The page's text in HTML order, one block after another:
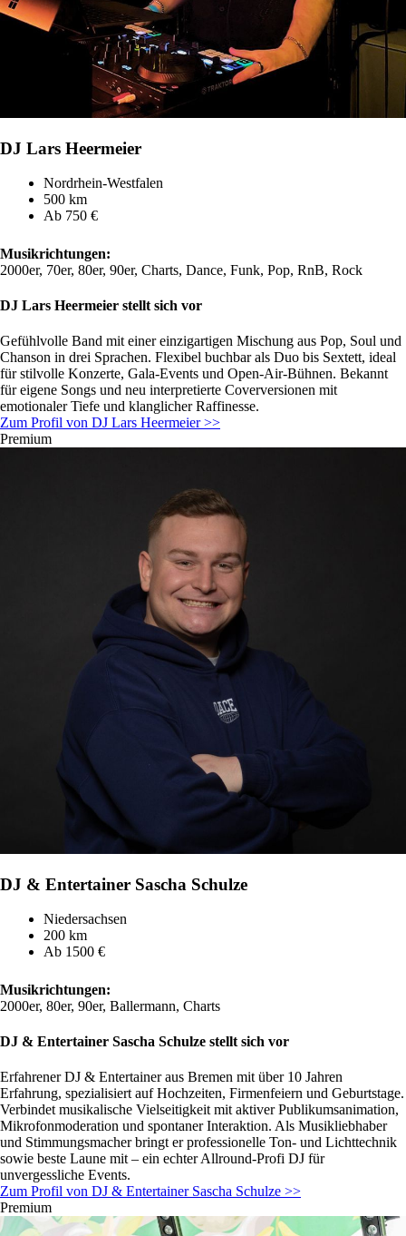
DJ Lars Heermeier
Nordrhein-Westfalen
500 km
Ab 750 €
Musikrichtungen:
2000er, 70er, 80er, 90er, Charts, Dance, Funk, Pop, RnB, Rock
DJ Lars Heermeier stellt sich vor
Gefühlvolle Band mit einer einzigartigen Mischung aus Pop, Soul und
Chanson in drei Sprachen. Flexibel buchbar als Duo bis Sextett, ideal
für stilvolle Konzerte, Gala-Events und Open-Air-Bühnen. Bekannt
für eigene Songs und neu interpretierte Coverversionen mit
emotionaler Tiefe und klanglicher Raffinesse.
Zum Profil von DJ Lars Heermeier >>
Premium
DJ & Entertainer Sascha Schulze
Niedersachsen
200 km
Ab 1500 €
Musikrichtungen:
2000er, 80er, 90er, Ballermann, Charts
DJ & Entertainer Sascha Schulze stellt sich vor
Erfahrener DJ & Entertainer aus Bremen mit über 10 Jahren
Erfahrung, spezialisiert auf Hochzeiten, Firmenfeiern und Geburtstage.
Verbindet musikalische Vielseitigkeit mit aktiver Publikumsanimation,
Mikrofonmoderation und spontaner Interaktion. Als Musikliebhaber
und Stimmungsmacher bringt er professionelle Ton- und Lichttechnik
sowie beste Laune mit – ein echter Allround-Profi DJ für
unvergessliche Events.
Zum Profil von DJ & Entertainer Sascha Schulze >>
Premium